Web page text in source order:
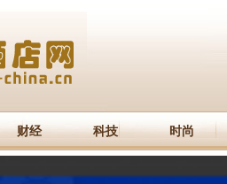
财经 科技 时尚